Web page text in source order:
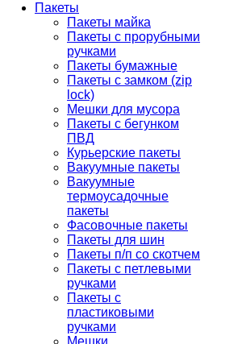
Пакеты
Пакеты майка
Пакеты с прорубными
ручками
Пакеты бумажные
Пакеты с замком (zip
lock)
Мешки для мусора
Пакеты с бегунком
ПВД
Курьерские пакеты
Вакуумные пакеты
Вакуумные
термоусадочные
пакеты
Фасовочные пакеты
Пакеты для шин
Пакеты п/п со скотчем
Пакеты с петлевыми
ручками
Пакеты с
пластиковыми
ручками
Мешки